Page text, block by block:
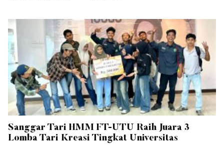
Sanggar Tari HMM FT-UTU Raih Juara 3
Lomba Tari Kreasi Tingkat Universitas